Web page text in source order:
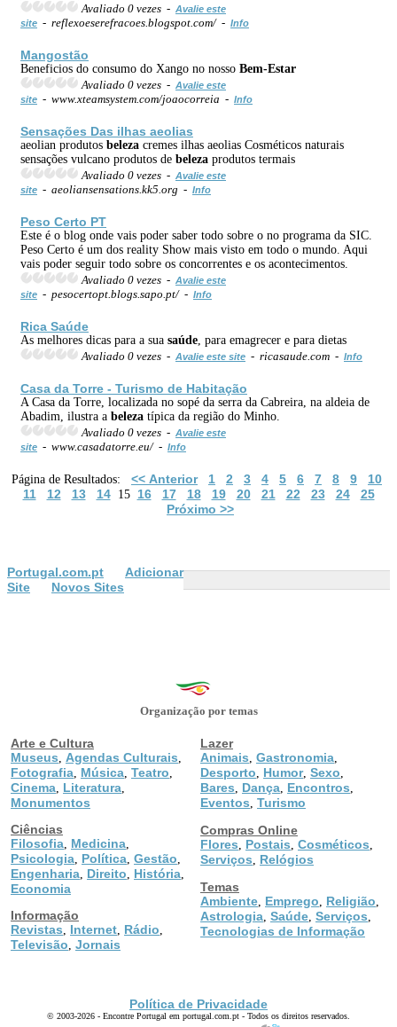
Avaliado 0 vezes - Avalie este
site - reflexoeserefracoes.blogspot.com/ - Info
Mangostão
Beneficios do consumo do Xango no nosso Bem-Estar
Avaliado 0 vezes - Avalie este
site - www.xteamsystem.com/joaocorreia - Info
Sensações Das ilhas aeolias
aeolian produtos beleza cremes ilhas aeolias Cosméticos naturais
sensações vulcano produtos de beleza produtos termais
Avaliado 0 vezes - Avalie este
site - aeoliansensations.kk5.org - Info
Peso Certo PT
Este é o blog onde vais poder saber todo sobre o no programa da SIC.
Peso Certo é um dos reality Show mais visto em todo o mundo. Aqui
vais poder seguir todo sobre os concorrentes e os acontecimentos.
Avaliado 0 vezes - Avalie este
site - pesocertopt.blogs.sapo.pt/ - Info
Rica Saúde
As melhores dicas para a sua saúde , para emagrecer e para dietas
Avaliado 0 vezes - Avalie este site - ricasaude.com - Info
Casa da Torre - Turismo de Habitação
A Casa da Torre, localizada no sopé da serra da Cabreira, na aldeia de
Abadim, ilustra a beleza típica da região do Minho.
Avaliado 0 vezes - Avalie este
site - www.casadatorre.eu/ - Info
Página de Resultados: << Anterior 1 2 3 4 5 6 7 8 9
10
11
12 13 1415 16 17 18 19 20 21 22 23 24
25
Próximo >>
Portugal.com.pt
Adicionar
Site
Novos Sites
Organização por temas
Arte e Cultura
Museus
Agendas Culturais
Fotografia Música Teatro
Cinema Literatura
Monumentos
Ciências
Filosofia Medicina
Psicologia Política Gestão
Engenharia Direito História
Economia
Informação
Revistas
Internet Rádio
Televisão Jornais
Lazer
Animais Gastronomia
Desporto Humor, Sexo
Bares Dança Encontros
Eventos Turismo
Compras Online
Flores
Postais Cosméticos
Serviços
Relógios
Temas
Ambiente Emprego Religião
Astrologia Saúde Serviços
Tecnologias de Informação
Política de Privacidade
© 2003-2026 - Encontre Portugal em portugal.com.pt - Todos os direitos reservados.